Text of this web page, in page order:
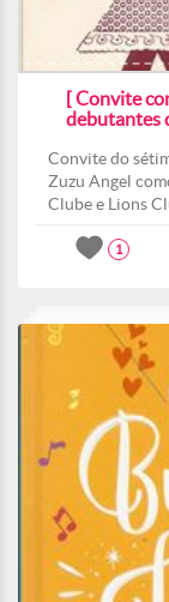
[ Convite
debutantes
Convite do
Zuzu Angel
Clube e Lions
1